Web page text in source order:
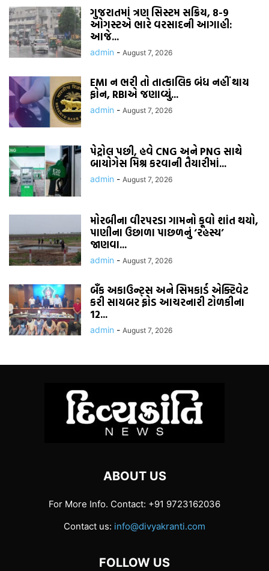
ગુજરાતમાં ત્રણ સિસ્ટમ સક્રિય, 8-9
ઓગસ્ટએ ભારે વરસાદની આગાહી:
આજે...
admin - August 7, 2026
EMI ન ભરી તો તાત્કાલિક બંધ નહીં થાય
ફોન, RBIએ જણાવ્યું...
admin - August 7, 2026
પેટ્રોલ પછી, હવે CNG અને PNG સાથે
બાયોગેસ મિશ્ર કરવાની તૈયારીમાં...
admin - August 7, 2026
મોરબીના વીરપરડા ગામનો કૂવો શાંત થયો,
પાણીના ઉછાળા પાછળનું ‘રહસ્ય’
જાણવા...
admin - August 7, 2026
બૅંક અકાઉન્ટ્સ અને સિમકાર્ડ એક્ટિવેટ
કરી સાયબર ફ્રોડ આચરનારી ટોળકીના
12...
admin - August 7, 2026
ABOUT US
For More Info. Contact: +91 9723162036
Contact us: info@divyakranti.com
FOLLOW US